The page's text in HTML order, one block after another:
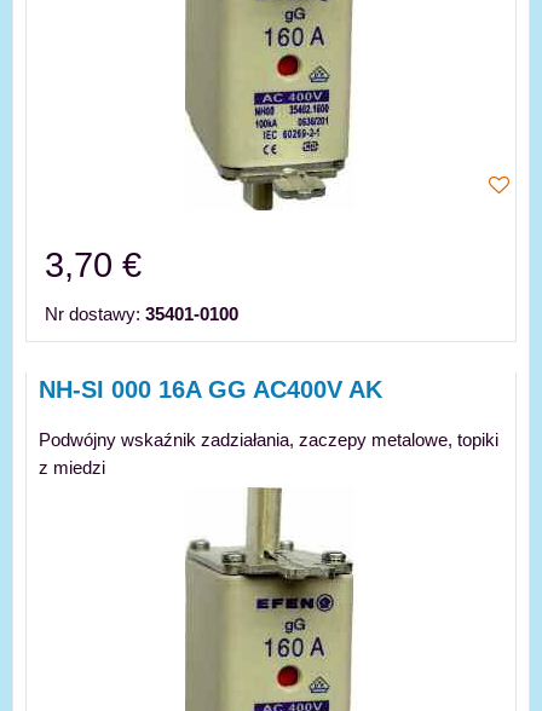
3,70 €
Nr dostawy: 35401-0100
NH-SI 000 16A GG AC400V AK
Podwójny wskaźnik zadziałania, zaczepy metalowe, topiki
z miedzi